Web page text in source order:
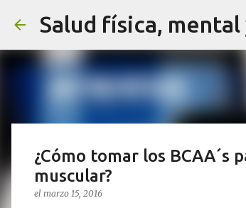
Salud física,
¿Cómo tomar los
muscular?
el marzo 15, 2016